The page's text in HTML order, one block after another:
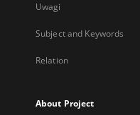
Uwagi
Subject and Keywords
Relation
About Project